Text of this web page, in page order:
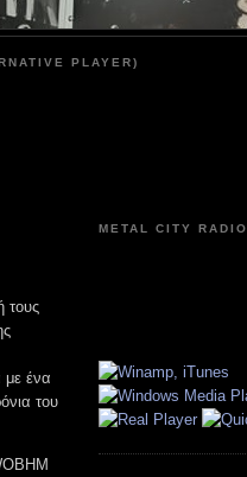
PLAYER)
τους
με ένα
του
METAL CITY RADIO